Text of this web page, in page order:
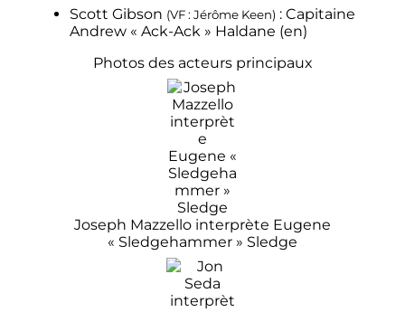
Scott Gibson (VF : Jérôme Keen) : Capitaine
Andrew « Ack-Ack » Haldane (en)
Photos des acteurs principaux
Joseph Mazzello interprète Eugene
« Sledgehammer » Sledge